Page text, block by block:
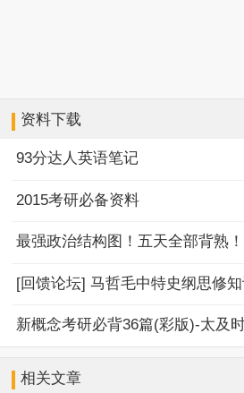
资料下载
93分达人英语笔记
2015考研必备资料
[回馈论坛] 马哲毛中特史纲思修
新概念考研必背36篇(彩版)-太及
相关文章